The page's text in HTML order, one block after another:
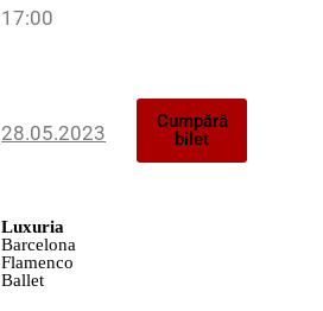
17:00
28.05.2023
Luxuria
Barcelona
Flamenco
Ballet
Cumpără
bilet